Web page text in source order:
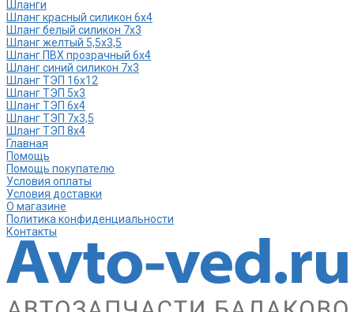
Шланги
Шланг красный силикон 6х4
Шланг белый силикон 7х3
Шланг желтый 5,5х3,5
Шланг ПВХ прозрачный 6х4
Шланг синий силикон 7х3
Шланг ТЭП 16х12
Шланг ТЭП 5х3
Шланг ТЭП 6х4
Шланг ТЭП 7х3,5
Шланг ТЭП 8х4
Главная
Помощь
Помощь покупателю
Условия оплаты
Условия доставки
О магазине
Политика конфиденциальности
Контакты